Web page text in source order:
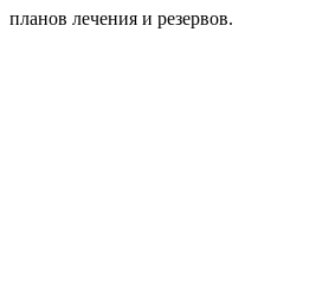
планов лечения и резервов.